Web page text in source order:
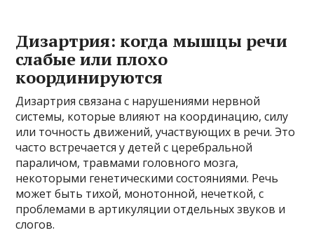
Дизартрия: когда мышцы речи
слабые или плохо
координируются
Дизартрия связана с нарушениями нервной
системы, которые влияют на координацию, силу
или точность движений, участвующих в речи. Это
часто встречается у детей с церебральной
параличом, травмами головного мозга,
некоторыми генетическими состояниями. Речь
может быть тихой, монотонной, нечеткой, с
проблемами в артикуляции отдельных звуков и
слогов.